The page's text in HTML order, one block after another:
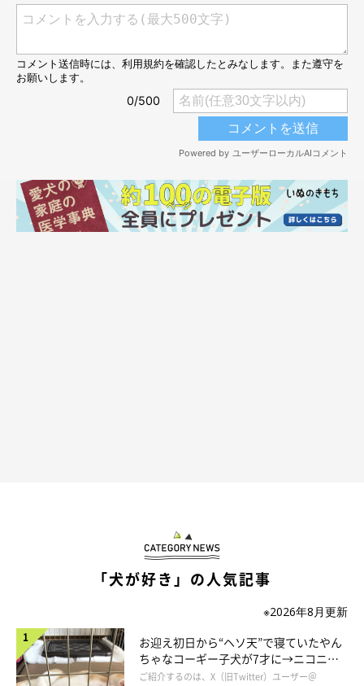
「犬が好き」の人気記事
※2026年8月更新
お迎え初日から“ヘソ天”で寝ていたやん
ちゃなコーギー子犬が7才に→ニコニ
コ“コーギースマイル”が魅力のコに成
ご紹介するのは、X（旧Twitter）ユーザー＠